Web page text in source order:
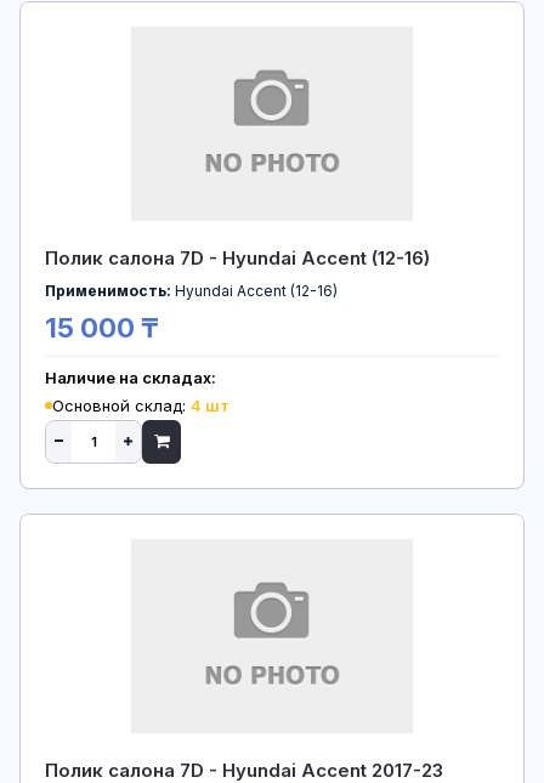
Полик салона 7D - Hyundai Accent (12-16)
Применимость: Hyundai Accent (12-16)
15 000 ₸
Наличие на складах:
Основной склад: 4 шт
Полик салона 7D - Hyundai Accent 2017-23